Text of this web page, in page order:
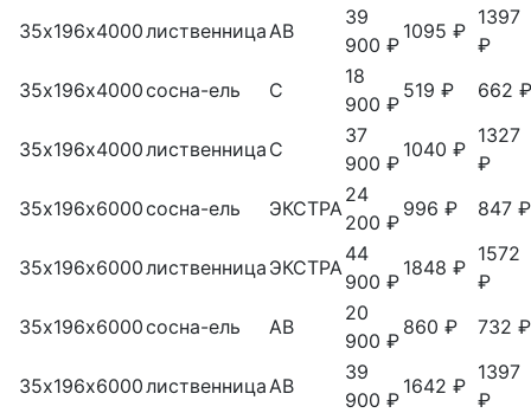
35х196х4000лиственница АВ
39
900 ₽
1095 ₽
1397
₽
35х196х4000сосна-ель С
18
900 ₽
519 ₽ 662 ₽
35х196х4000лиственница С
37
900 ₽
1040 ₽
1327
₽
35х196х6000сосна-ель ЭКСТРА
24
200 ₽
996 ₽ 847 ₽
35х196х6000лиственница ЭКСТРА
44
900 ₽
1848 ₽
1572
₽
35х196х6000сосна-ель АВ
20
900 ₽
860 ₽ 732 ₽
35х196х6000лиственница АВ
39
900 ₽
1642 ₽
1397
₽